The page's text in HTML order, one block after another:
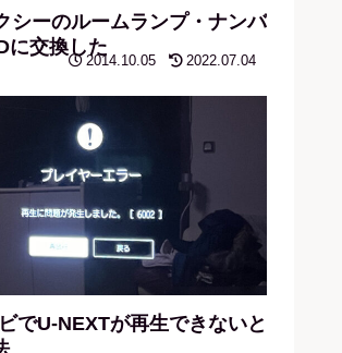
シーのルームランプ・ナンバ
に交換した
2014.10.05 2022.07.04
でU-NEXTが再生できないと